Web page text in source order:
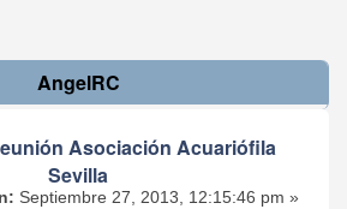
AngelRC
Asociación Acuariófila
Sevilla
Septiembre 27, 2013, 12:15:46 pm »